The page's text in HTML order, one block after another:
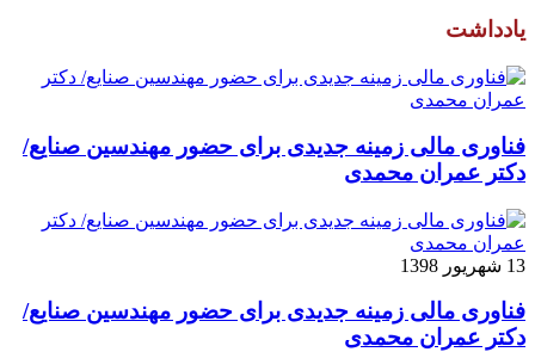
یادداشت
فناوری مالی زمینه جدیدی برای حضور مهندسین صنایع/
دکتر عمران محمدی
13 شهریور 1398
فناوری مالی زمینه جدیدی برای حضور مهندسین صنایع/
دکتر عمران محمدی